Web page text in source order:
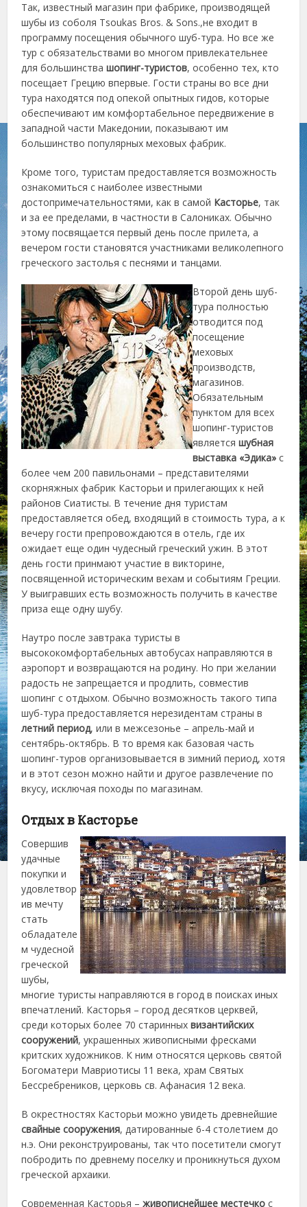
Так, известный магазин при фабрике, производящей
шубы из соболя Tsoukas Bros. & Sons.,не входит в
программу посещения обычного шуб-тура. Но все же
тур с обязательствами во многом привлекательнее
для большинствашопинг-туристов, особенно тех, кто
посещает Грецию впервые. Гости страны во все дни
тура находятся под опекой опытных гидов, которые
обеспечивают им комфортабельное передвижение в
западной части Македонии, показывают им
большинство популярных меховых фабрик.
Кроме того, туристам предоставляется возможность
ознакомиться с наиболее известными
достопримечательностями, как в самой Касторье, так
и за ее пределами, в частности в Салониках. Обычно
этому посвящается первый день после прилета, а
вечером гости становятся участниками великолепного
греческого застолья с песнями и танцами.
Второй день шуб-
тура полностью
отводится под
посещение
меховых
производств,
магазинов.
Обязательным
пунктом для всех
шопинг-туристов
являетсяшубная
выставка «Эдика» с
более чем 200 павильонами – представителями
скорняжных фабрик Касторьи и прилегающих к ней
районов Сиатисты. В течение дня туристам
предоставляется обед, входящий в стоимость тура, а к
вечеру гости препровождаются в отель, где их
ожидает еще один чудесный греческий ужин. В этот
день гости принмают участие в викторине,
посвященной историческим вехам и событиям Греции.
У выигравших есть возможность получить в качестве
приза еще одну шубу.
Наутро после завтрака туристы в
высококомфортабельных автобусах направляются в
аэропорт и возвращаются на родину. Но при желании
радость не запрещается и продлить, совместив
шопинг с отдыхом. Обычно возможность такого типа
шуб-тура предоставляется нерезидентам страны в
летний период, или в межсезонье – апрель-май и
сентябрь-октябрь. В то время как базовая часть
шопинг-туров организовывается в зимний период, хотя
и в этот сезон можно найти и другое развлечение по
вкусу, исключая походы по магазинам.
Отдых в Касторье
Совершив
удачные
покупки и
удовлетвор
ив мечту
стать
обладателе
м чудесной
греческой
шубы,
многие туристы направляются в город в поисках иных
впечатлений. Касторья – город десятков церквей,
среди которых более 70 старинныхвизантийских
сооружений, украшенных живописными фресками
критских художников. К ним относятся церковь святой
Богоматери Мавриотисы 11 века, храм Святых
Бессребреников, церковь св. Афанасия 12 века.
В окрестностях Касторьи можно увидеть древнейшие
свайные сооружения, датированные 6-4 столетием до
н.э. Они реконструированы, так что посетители смогут
побродить по древнему поселку и проникнуться духом
греческой архаики.
Современная Касторья –живописнейшее местечко с